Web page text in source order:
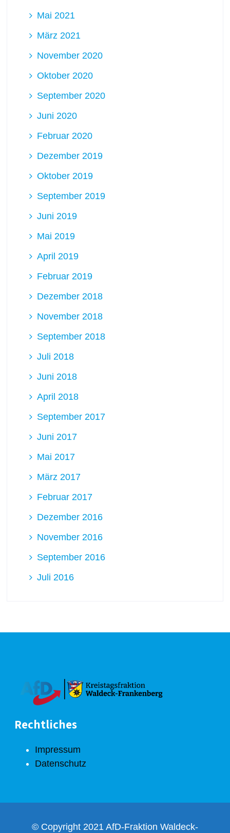
Mai 2021
März 2021
November 2020
Oktober 2020
September 2020
Juni 2020
Februar 2020
Dezember 2019
Oktober 2019
September 2019
Juni 2019
Mai 2019
April 2019
Februar 2019
Dezember 2018
November 2018
September 2018
Juli 2018
Juni 2018
April 2018
September 2017
Juni 2017
Mai 2017
März 2017
Februar 2017
Dezember 2016
November 2016
September 2016
Juli 2016
Rechtliches
Impressum
Datenschutz
© Copyright 2021 AfD-Fraktion Waldeck-